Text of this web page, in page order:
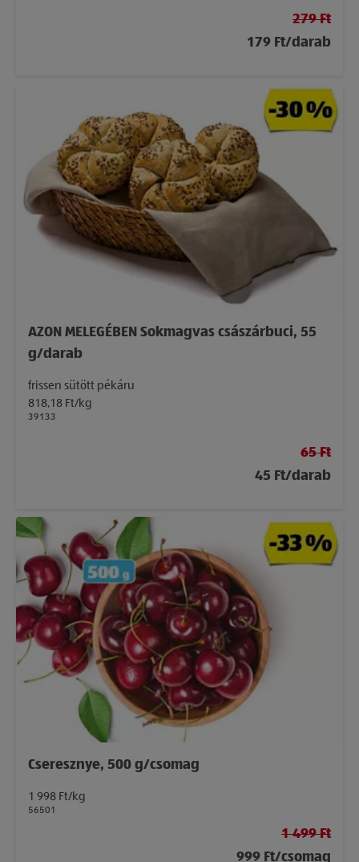
279 Ft
179 Ft/darab
AZON MELEGÉBEN Sokmagvas császárbuci, 55
g/darab
frissen sütött pékáru
818,18 Ft/kg
39133
65 Ft
45 Ft/darab
Cseresznye, 500 g/csomag
1 998 Ft/kg
56501
1 499 Ft
999 Ft/csomag